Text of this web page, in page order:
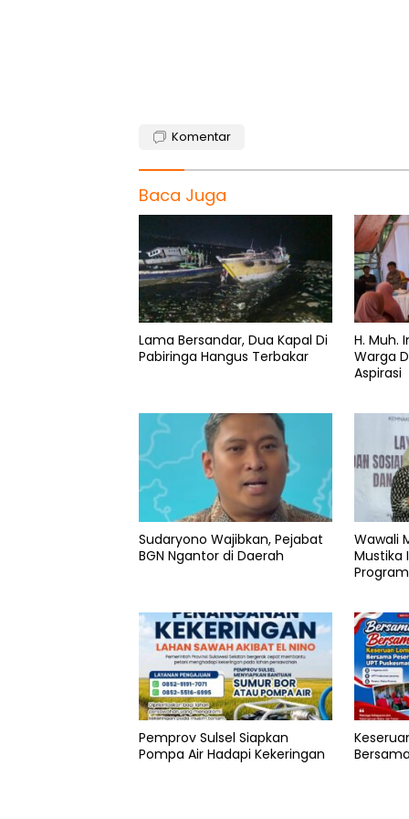
Komentar
Baca Juga
Lama Bersandar, Dua Kapal Di
Pabiringa Hangus Terbakar
H. Muh.
Warga
Aspirasi
Sudaryono Wajibkan, Pejabat
BGN Ngantor di Daerah
Wawali
Mustika
Pemprov Sulsel Siapkan
Pompa Air Hadapi Kekeringan